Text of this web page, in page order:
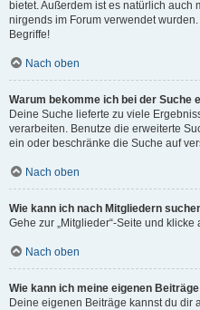
bietet. Außerdem ist es natürlich
nirgends im Forum verwendet
Begriffe!
Nach oben
Warum bekomme ich bei der Suche
Deine Suche lieferte zu viele
verarbeiten. Benutze die erweiterte
ein oder beschränke die Suche auf
Nach oben
Wie kann ich nach Mitgliedern
Gehe zur „Mitglieder“-Seite und
Nach oben
Wie kann ich meine eigenen
Deine eigenen Beiträge kannst du dir